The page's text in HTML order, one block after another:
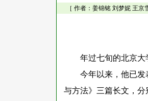
［ 作者：姜锦铭 刘梦妮 王
年过七旬的北京
今年以来，他已发
与方法》三篇长文，